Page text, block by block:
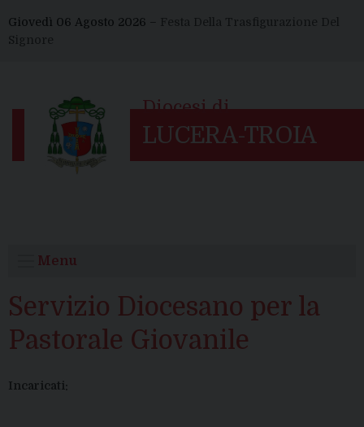
to
content
Giovedì 06 Agosto 2026 – Festa Della Trasfigurazione Del
Signore
Menu
Servizio Diocesano per la
Pastorale Giovanile
Incaricati: